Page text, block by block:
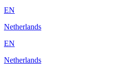
EN
Netherlands
EN
Netherlands